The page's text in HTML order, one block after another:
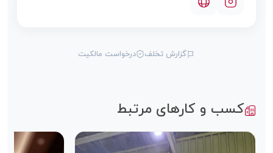
گزارش تخلف درخواست مالکیت
کسب و کارهای مرتبط